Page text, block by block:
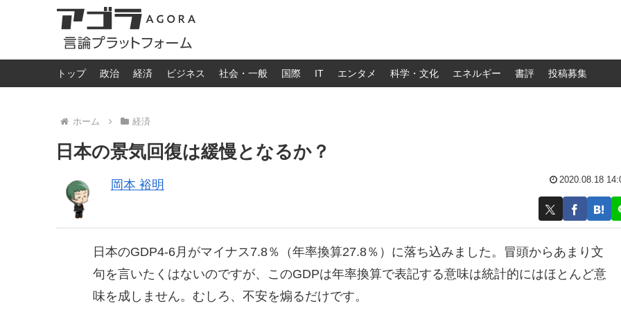
トップ 政治 経済 ビジネス 社会・一般 国際 IT エンタメ 科学・文化 エネルギー 書評 投稿募集
ホーム 経済
日本の景気回復は緩慢となるか？
岡本 裕明 2020.08.18
日本のGDP4-6月がマイナス7.8％（年率換算27.8％）に落ち込みました。冒頭からあまり文
句を言いたくはないのですが、このGDPは年率換算で表記する意味は統計的にはほとんど意
味を成しません。むしろ、不安を煽るだけです。